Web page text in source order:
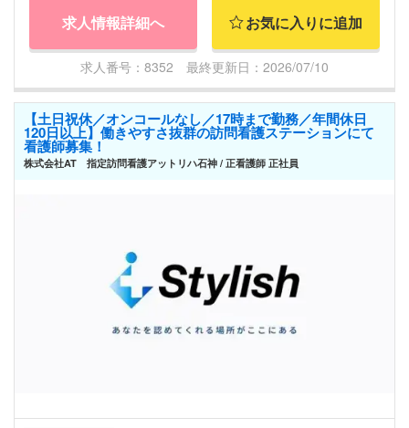
求人情報詳細へ お気に入りに追加
求人番号：8352 最終更新日：2026/07/10
【土日祝休／オンコールなし／17時まで勤務／年間休日
120日以上】働きやすさ抜群の訪問看護ステーションにて
看護師募集！
株式会社AT 指定訪問看護アットリハ石神 / 正看護師 正社員